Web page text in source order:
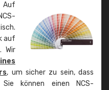
auf
Wir
, um sicher zu sein, dass
können einen NCS-